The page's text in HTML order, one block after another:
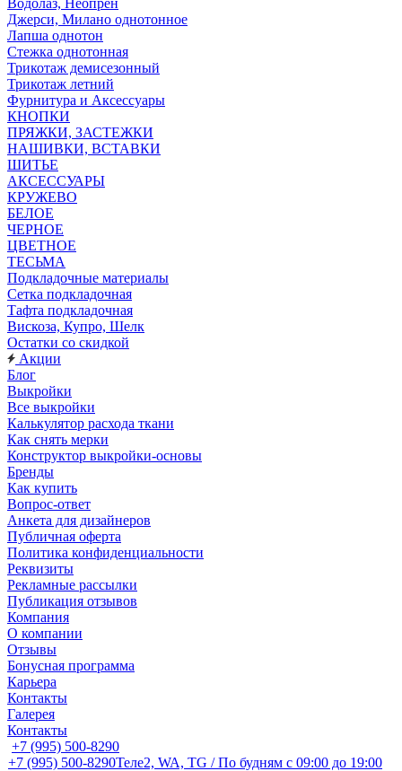
Водолаз, Неопрен
Джерси, Милано однотонное
Лапша однотон
Стежка однотонная
Трикотаж демисезонный
Трикотаж летний
Фурнитура и Аксессуары
КНОПКИ
ПРЯЖКИ, ЗАСТЕЖКИ
НАШИВКИ, ВСТАВКИ
ШИТЬЕ
АКСЕССУАРЫ
КРУЖЕВО
БЕЛОЕ
ЧЕРНОЕ
ЦВЕТНОЕ
ТЕСЬМА
Подкладочные материалы
Сетка подкладочная
Тафта подкладочная
Вискоза, Купро, Шелк
Остатки со скидкой
Акции
Блог
Выкройки
Все выкройки
Калькулятор расхода ткани
Как снять мерки
Конструктор выкройки-основы
Бренды
Как купить
Вопрос-ответ
Анкета для дизайнеров
Публичная оферта
Политика конфиденциальности
Реквизиты
Рекламные рассылки
Публикация отзывов
Компания
О компании
Отзывы
Бонусная программа
Карьера
Контакты
Галерея
Контакты
+7 (995) 500-8290
+7 (995) 500-8290Теле2, WA, TG / По будням c 09:00 до 19:00